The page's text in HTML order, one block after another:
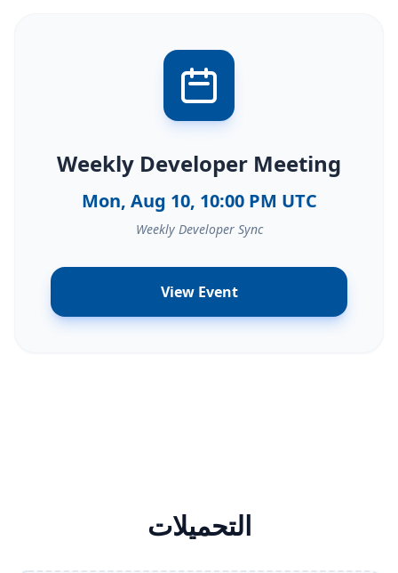
Weekly Developer Meeting
Mon, Aug 10, 10:00 PM UTC
Weekly Developer Sync
View Event
التحميلات